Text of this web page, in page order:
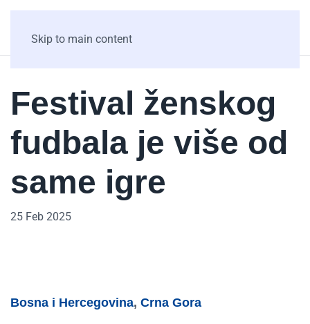
Skip to main content
Festival ženskog
fudbala je više od
same igre
25 Feb 2025
Bosna i Hercegovina, Crna Gora